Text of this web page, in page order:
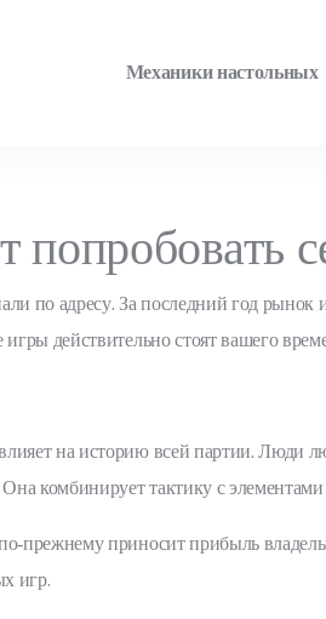
Механики настольных
по адресу. За последний год рынок
действительно стоят вашего
на историю всей партии. Люди
комбинирует тактику с
приносит прибыль
игр.